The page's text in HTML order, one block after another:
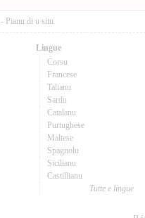
- Pianu di u situ
Lingue
Corsu
Francese
Talianu
Sardu
Catalanu
Purtughese
Maltese
Spagnolu
Sicilianu
Castillianu
Tutte e lingue